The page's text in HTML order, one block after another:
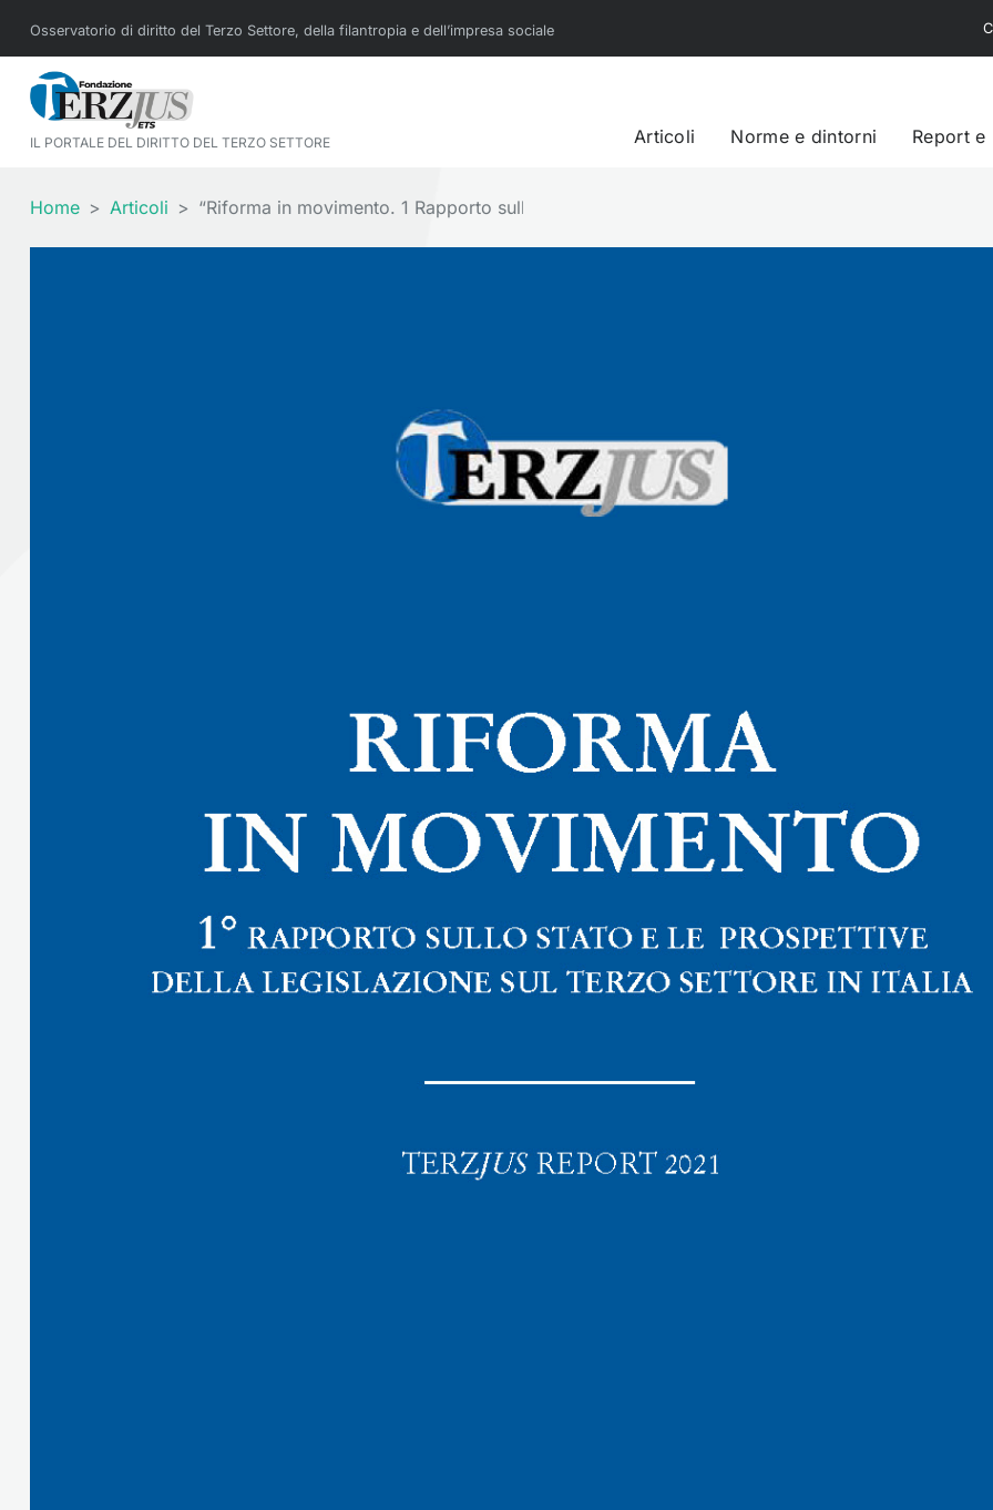
Osservatorio di diritto del Terzo Settore, della filantropia e dell’impresa sociale
IL PORTALE DEL DIRITTO DEL TERZO SETTORE Articoli Norme e dintorni Report e
Home Articoli “Riforma in movimento. 1 Rapporto sullo stato e le prospettive della legislazione sul terzo